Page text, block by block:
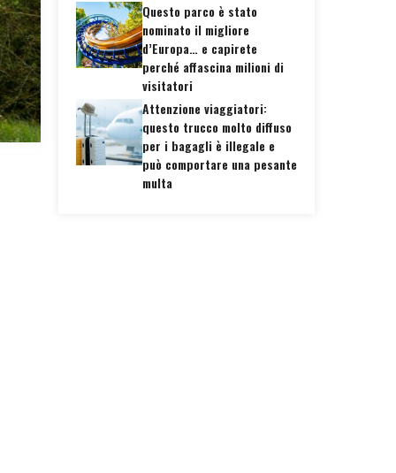
Questo parco è stato
nominato il migliore
d’Europa… e capirete
perché affascina milioni di
visitatori
Attenzione viaggiatori:
questo trucco molto diffuso
per i bagagli è illegale e
può comportare una pesante
multa